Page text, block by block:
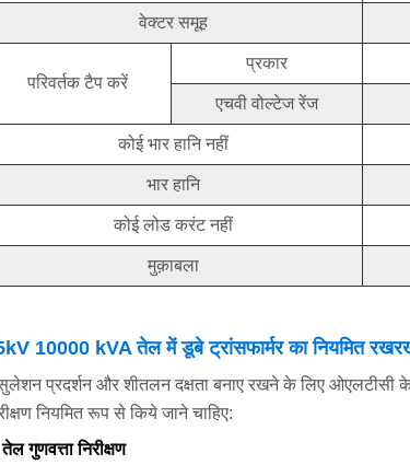
वेक्टर समूह
परिवर्तक टैप करें
प्रकार
एचवी वोल्टेज रेंज
कोई भार हानि नहीं
भार हानि
कोई लोड करंट नहीं
मुक़ाबला
10000 kVA तेल में डूबे ट्रांसफार्मर का नियमित
प्रदर्शन और शीतलन दक्षता बनाए रखने के लिए
नियमित रूप से किये जाने चाहिए:
गुणवत्ता निरीक्षण